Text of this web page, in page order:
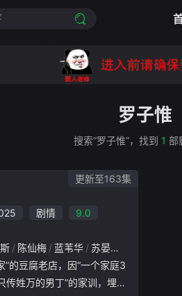
罗子惟
搜索“罗子惟”，找到 1 部
剧情
9.0
陈仙梅 蓝苇华 苏晏霈
传姓万的男丁”的家训，埋下
更新至163集